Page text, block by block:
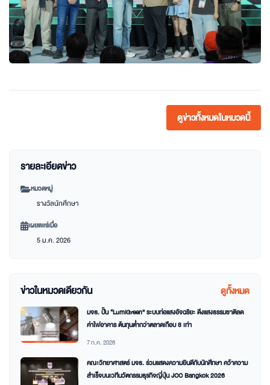
ดูข่าวทั้งหมดในหมวดนี้
รายละเอียดข่าว
หมวดหมู่
รางวัลนักศึกษา
เผยแพร่เมื่อ
5 ม.ค. 2026
ข่าวในหมวดเดียวกัน ดูทั้งหมด
มจธ. ปั้น “LumiGreen” ระบบท่อแสงอัจฉริยะ ดึงแสงธรรมชาติลด
ค่าไฟอาคาร ต้นทุนต่ำกว่าตลาดเกือบ 3 เท่า
7 ก.ค. 2026
คณะวิทยาศาสตร์ มจธ. ร่วมแสดงความยินดีกับนักศึกษา คว้าความ
สำเร็จบนเวทีนวัตกรรมธุรกิจญี่ปุ่น JCC Bangkok 2026